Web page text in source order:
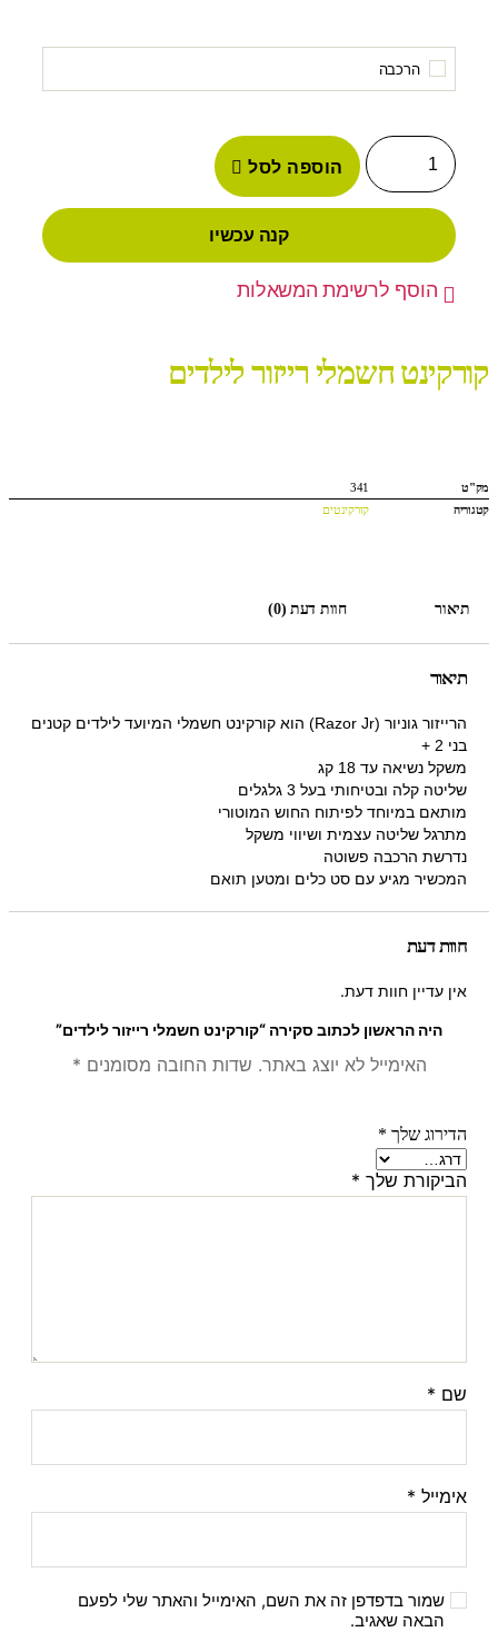
הרכבה
הוספה לסל
קנה עכשיו
הוסף לרשימת המשאלות
קורקינט חשמלי רייזור לילדים
מק"ט
341
קטגוריה
קורקינטים
תיאור חוות דעת (0)
תיאור
הרייזור גוניור (Razor Jr) הוא קורקינט חשמלי המיועד לילדים קטנים
בני 2 +
משקל נשיאה עד 18 קג
שליטה קלה ובטיחותי בעל 3 גלגלים
מותאם במיוחד לפיתוח החוש המוטורי
מתרגל שליטה עצמית ושיווי משקל
נדרשת הרכבה פשוטה
המכשיר מגיע עם סט כלים ומטען תואם
חוות דעת
אין עדיין חוות דעת.
היה הראשון לכתוב סקירה “קורקינט חשמלי רייזור לילדים”
האימייל לא יוצג באתר. שדות החובה מסומנים *
הדירוג שלך *
הביקורת שלך *
שם *
אימייל *
שמור בדפדפן זה את השם, האימייל והאתר שלי לפעם
הבאה שאגיב.